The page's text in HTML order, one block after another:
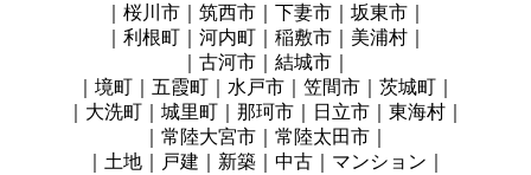
｜桜川市｜筑西市｜下妻市 ｜坂東市
｜利根町｜河内町｜稲敷市 ｜美浦村
｜古河市｜結城市｜
｜境町｜五霞町｜水戸市 ｜笠間市｜茨城町
｜大洗町｜城里町｜那珂市 ｜日立市 ｜東海村
｜常陸大宮市 ｜常陸太田市
｜土地｜戸建｜新築｜中古｜マンション｜